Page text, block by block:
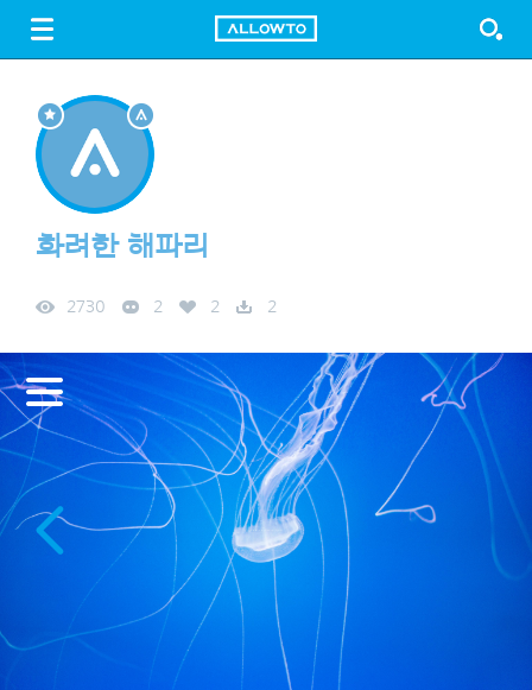
FREE DOWNLOAD
화려한 해파리
2730 2 2 2